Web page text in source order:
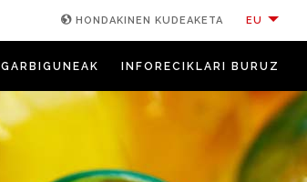
HONDAKINEN KUDEAKETA EU
GARBIGUNEAK INFORECIKLARI BURUZ